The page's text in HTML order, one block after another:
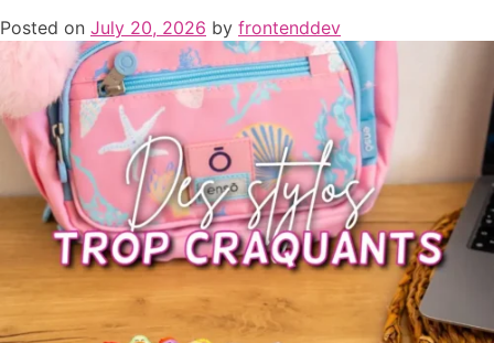
Posted on July 20, 2026 by frontenddev